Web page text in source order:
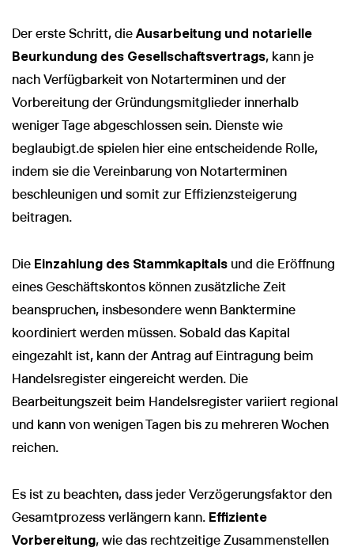
Der erste Schritt, die Ausarbeitung und notarielle
Beurkundung des Gesellschaftsvertrags, kann je
nach Verfügbarkeit von Notarterminen und der
Vorbereitung der Gründungsmitglieder innerhalb
weniger Tage abgeschlossen sein. Dienste wie
beglaubigt.de spielen hier eine entscheidende Rolle,
indem sie die Vereinbarung von Notarterminen
beschleunigen und somit zur Effizienzsteigerung
beitragen.
Die Einzahlung des Stammkapitals und die Eröffnung
eines Geschäftskontos können zusätzliche Zeit
beanspruchen, insbesondere wenn Banktermine
koordiniert werden müssen. Sobald das Kapital
eingezahlt ist, kann der Antrag auf Eintragung beim
Handelsregister eingereicht werden. Die
Bearbeitungszeit beim Handelsregister variiert regional
und kann von wenigen Tagen bis zu mehreren Wochen
reichen.
Es ist zu beachten, dass jeder Verzögerungsfaktor den
Gesamtprozess verlängern kann. Effiziente
Vorbereitung, wie das rechtzeitige Zusammenstellen